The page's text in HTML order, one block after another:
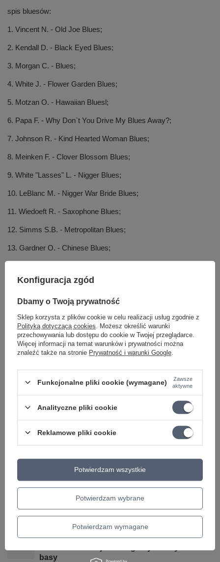
spis bluesów:
1. Vincent N. - Old Joe Blues;
2. Kendall D. - Black Eyed Blues;
3. Morgan C. - Blues;
4. White J. - Flower Garden Blues;
5. Motzan O. - Hawaiian Bluesl;
6. Papa F. - Why Don`t You Drive My Blues Away?;
7. Johnson R. - Kind Hearted Woman Blues;
8. Meinken F. - Clover Blossom Blues;
9. White "Lasses" L. - Nigger Blues;
10. LeBlanc M. - Nigger War Bride Blues;
11. Wiedoeft R. - Saxophone Blues;
12. Simms S.B. - Metropolitan Blues;
13. Gardner O. - Chinese Blues;
15. Barbour B. - The Temptation Blues;
16. Minor C.L. - The Wary Way Blues;
17. Johnson R. - Love In Vain Blues;
18. Mortton F. "Jelly Roll" - New Orleans Blues.
(opracowanie: P. Mazur)
Marka
Podmiot odpowiedzialny za ten
Wydawnictwo Muzyczne
TEMATYKA Gra na gitarze
Parametry bezpieczeństwa Parametry bezpieczeństwa
Może potrzebujesz tego do gitary
PROMOCJA
basy
Konfiguracja zgód
Dbamy o Twoją prywatność
Sklep korzysta z plików cookie w celu realizacji usług zgodnie z
Polityką dotyczącą cookies . Możesz określić warunki
przechowywania lub dostępu do cookie w Twojej przeglądarce.
Więcej informacji na temat warunków i prywatności można
znaleźć także na stronie Prywatność i warunki Google
Funkcjonalne pliki cookie (wymagane)
Zawsze
aktywne
Analityczne pliki cookie
Reklamowe pliki cookie
Potwierdzam wybrane
Potwierdzam wymagane
Potwierdzam wszystkie